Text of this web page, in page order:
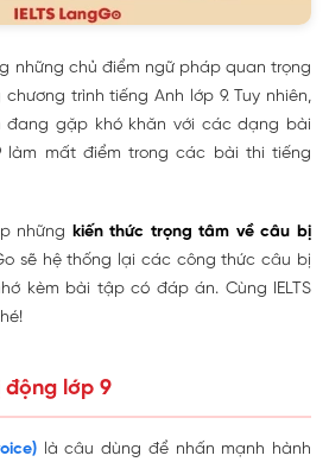
những chủ điểm ngữ pháp quan trọng
trình tiếng Anh lớp 9. Tuy nhiên,
đang gặp khó khăn với các dạng bài
làm mất điểm trong các bài thi tiếng
những kiến thức trọng tâm về câu bị
sẽ hệ thống lại các công thức câu bị
kèm bài tập có đáp án. Cùng IELTS
động lớp 9
là câu dùng để nhấn mạnh hành